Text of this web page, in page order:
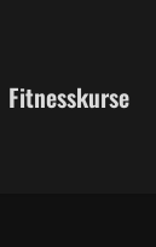
Fitnesskurse